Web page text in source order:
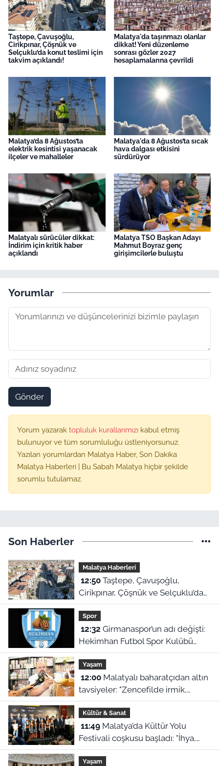
Taştepe, Çavuşoğlu,
Cirikpınar, Çöşnük ve
Selçuklu’da konut teslimi için
takvim açıklandı!
Malatya'da taşınmazı olanlar
dikkat! Yeni düzenleme
sonrası gözler 2027
hesaplamalarına çevrildi
Malatya’da 8 Ağustos’ta
elektrik kesintisi yaşanacak
ilçeler ve mahalleler
Malatya'da 8 Ağustos’ta sıcak
hava dalgası etkisini
sürdürüyor
Malatyalı sürücüler dikkat:
İndirim için kritik haber
açıklandı
Malatya TSO Başkan Adayı
Mahmut Boyraz genç
girişimcilerle buluştu
Yorumlar
Gönder
Yorum yazarak topluluk kurallarımızı kabul etmiş
bulunuyor ve tüm sorumluluğu üstleniyorsunuz.
Yazılan yorumlardan Malatya Haber, Son Dakika
Malatya Haberleri | Bu Sabah Malatya hiçbir şekilde
sorumlu tutulamaz.
Son Haberler
Malatya Haberleri
12:50Taştepe, Çavuşoğlu,
Cirikpınar, Çöşnük ve Selçuklu’da
konut teslimi için takvim açıklandı!
Spor
12:32
Hekimhan Futbol Spor Kulübü
geliyor
Yaşam
12:00Malatyalı baharatçıdan altın
tavsiyeler: "Zencefilde irmik,
kimyonda bulgur var!"
Kültür & Sanat
11:49Malatya’da Kültür Yolu
Festivali coşkusu başladı: "İhya,
inşa ve kültürle normalleşiyoruz"
Yaşam